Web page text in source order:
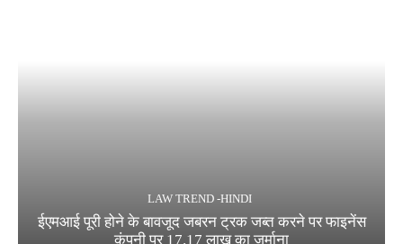
LAW TREND -HINDI
ईएमआई पूरी होने के बावजूद जबरन ट्रक जब्त करने पर फाइनेंस
कंपनी पर 17.17 लाख का जुर्माना